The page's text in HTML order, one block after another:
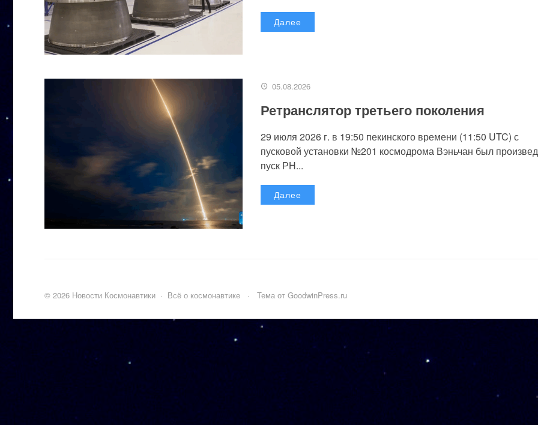
Далее
05.08.2026
Ретранслятор третьего поколения
29 июля 2026 г. в 19:50 пекинского времени (11:50 UTC) с
пусковой установки №201 космодрома Вэньчан был
пуск РН...
Далее
© 2026 Новости Космонавтики · Всё о космонавтике · Тема от GoodwinPress.ru